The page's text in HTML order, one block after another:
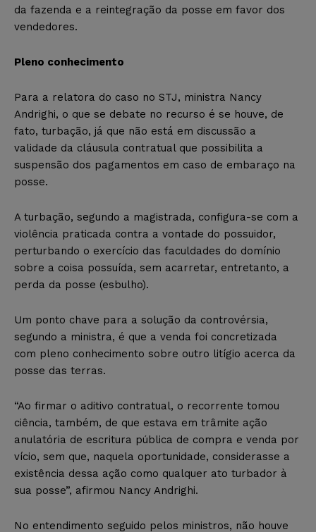
da fazenda e a reintegração da posse em favor dos
vendedores.
Pleno conhecimento
Para a relatora do caso no STJ, ministra Nancy
Andrighi, o que se debate no recurso é se houve, de
fato, turbação, já que não está em discussão a
validade da cláusula contratual que possibilita a
suspensão dos pagamentos em caso de embaraço na
posse.
A turbação, segundo a magistrada, configura-se com a
violência praticada contra a vontade do possuidor,
perturbando o exercício das faculdades do domínio
sobre a coisa possuída, sem acarretar, entretanto, a
perda da posse (esbulho).
Um ponto chave para a solução da controvérsia,
segundo a ministra, é que a venda foi concretizada
com pleno conhecimento sobre outro litígio acerca da
posse das terras.
“Ao firmar o aditivo contratual, o recorrente tomou
ciência, também, de que estava em trâmite ação
anulatória de escritura pública de compra e venda por
vício, sem que, naquela oportunidade, considerasse a
existência dessa ação como qualquer ato turbador à
sua posse”, afirmou Nancy Andrighi.
No entendimento seguido pelos ministros, não houve